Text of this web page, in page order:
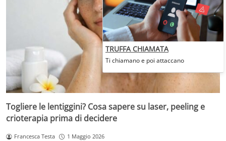
Togliere le lentiggini? Cosa sapere su laser, peeling e
crioterapia prima di decidere
Francesca Testa 1 Maggio 2026
TRUFFA CHIAMATA
Ti chiamano e poi attaccano